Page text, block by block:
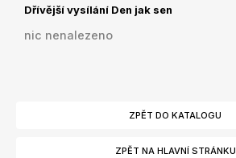
Dřívější vysílání Den jak sen
nic nenalezeno
ZPĚT DO KATALOGU
ZPĚT NA HLAVNÍ STRÁNKU